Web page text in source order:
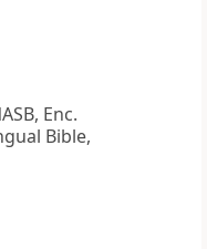
Enc.
Bible,